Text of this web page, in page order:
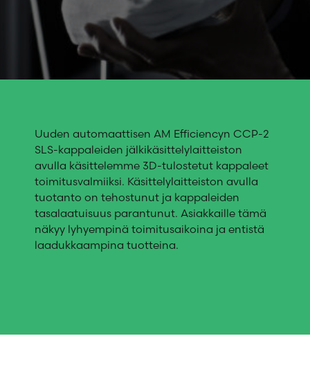
Uuden automaattisen AM Efficiencyn CCP-2
SLS-kappaleiden jälkikäsittelylaitteiston
avulla käsittelemme 3D-tulostetut kappaleet
toimitusvalmiiksi. Käsittelylaitteiston avulla
tuotanto on tehostunut ja kappaleiden
tasalaatuisuus parantunut. Asiakkaille tämä
näkyy lyhyempinä toimitusaikoina ja entistä
laadukkaampina tuotteina.